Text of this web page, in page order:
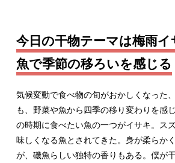
今日の干物テーマは梅雨イ
魚で季節の移ろいを感じる
気候変動で食べ物の旬がおかしくなった
も、野菜や魚から四季の移り変わりを感
の時期に食べたい魚の一つがイサキ。ス
味しくなる魚とされてきた。身が柔らか
が、磯魚らしい独特の香りもある。僕が